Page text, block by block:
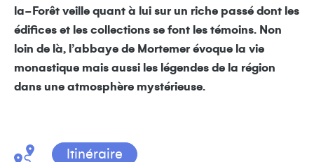
la-Forêt veille quant à lui sur un riche passé dont les
édifices et les collections se font les témoins. Non
loin de là, l’abbaye de Mortemer évoque la vie
monastique mais aussi les légendes de la région
dans une atmosphère mystérieuse.
Itinéraire